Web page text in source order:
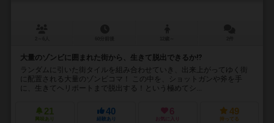
大量のゾンビに囲まれた街から、生きて脱出できるか⁉︎
ランダムに引いた街タイルを組み合わせていき、出来上がってゆく街
に配置される大量のゾンビコマ！ この中を、ショットガンや斧を手
に、生きてヘリポートまで脱出する！という極めてシ...
21
興味あり
40
経験あり
6
お気に入り
49
持ってる